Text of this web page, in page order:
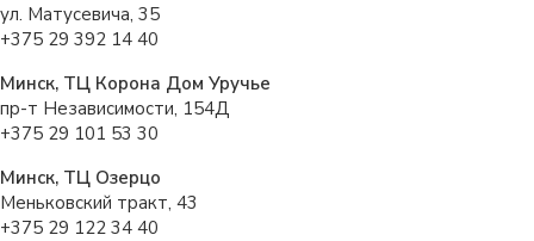
ул. Матусевича, 35
+375 29 392 14 40
Минск, ТЦ Корона Дом Уручье
пр-т Независимости, 154Д
+375 29 101 53 30
Минск, ТЦ Озерцо
Меньковский тракт, 43
+375 29 122 34 40